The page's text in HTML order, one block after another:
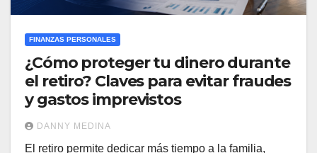
FINANZAS PERSONALES
¿Cómo proteger tu dinero durante
el retiro? Claves para evitar fraudes
y gastos imprevistos
DANNY MEDINA
El retiro permite dedicar más tiempo a la familia,